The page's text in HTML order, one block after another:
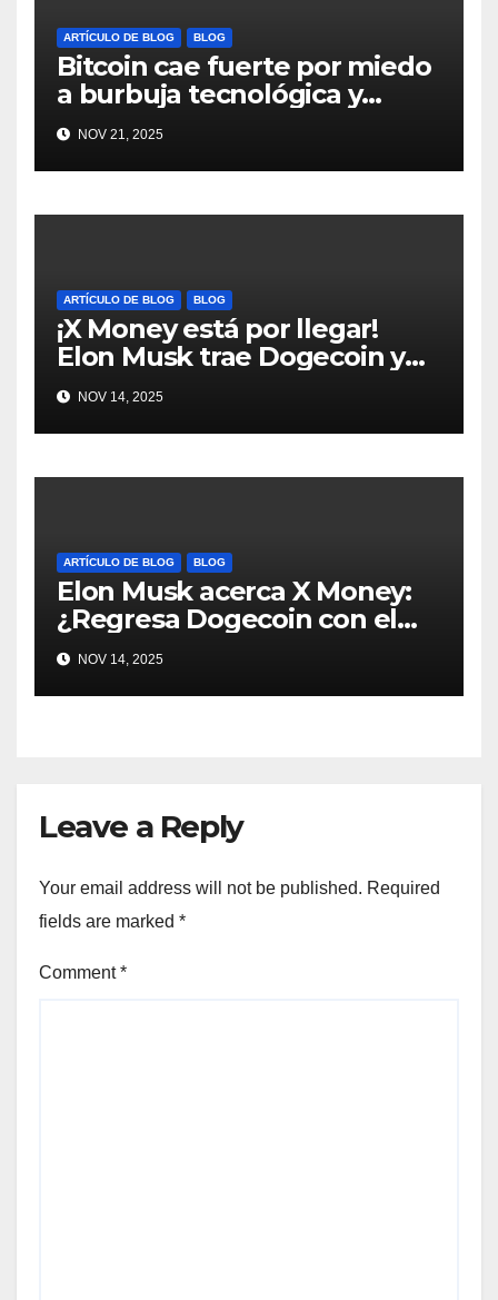
ARTÍCULO DE BLOG BLOG
Bitcoin cae fuerte por miedo
a burbuja tecnológica y
nervios en AI #crypto
#Bitcoin
NOV 21, 2025
ARTÍCULO DE BLOG BLOG
¡X Money está por llegar!
Elon Musk trae Dogecoin y
más al mundo de pagos
#Crypto #Dogecoin
NOV 14, 2025
ARTÍCULO DE BLOG BLOG
Elon Musk acerca X Money:
¿Regresa Dogecoin con el
nuevo pago nativo? #Cripto
#Dogecoin
NOV 14, 2025
Leave a Reply
Your email address will not be published. Required
fields are marked *
Comment*